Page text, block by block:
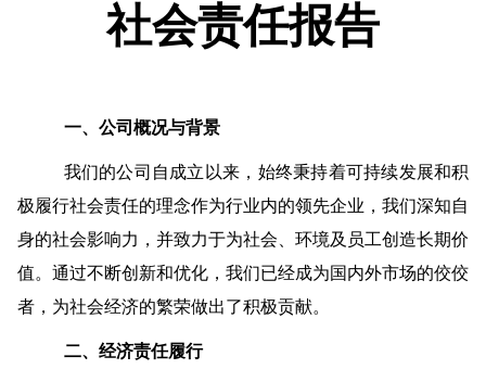
社会责任报告
一、公司概况与背景
我们的公司自成立以来，始终秉持着可持续发展和积
极履行社会责任的理念作为行业内的领先企业，我们深知自
身的社会影响力，并致力于为社会、环境及员工创造长期价
值。通过不断创新和优化，我们已经成为国内外市场的佼佼
者，为社会经济的繁荣做出了积极贡献。
二、经济责任履行